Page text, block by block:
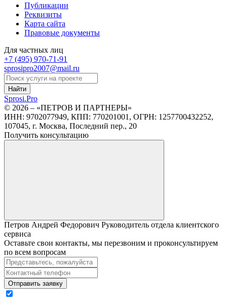
Публикации
Реквизиты
Карта сайта
Правовые документы
Для частных лиц
+7 (495) 970-71-91
sprosipro2007@mail.ru
Найти
Sprosi.Pro
© 2026 – «ПЕТРОВ И ПАРТНЕРЫ»
ИНН: 9702077949, КПП: 770201001, ОГРН: 1257700432252,
107045, г. Москва, Последний пер., 20
Получить консультацию
Петров Андрей Федорович Руководитель отдела клиентского
сервиса
Оставьте свои контакты, мы перезвоним и проконсультируем
по всем вопросам
Отправить заявку